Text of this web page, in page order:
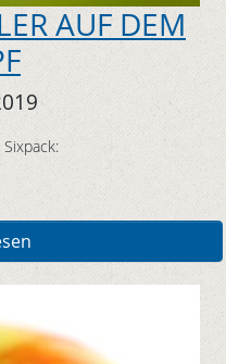
AUF DEM